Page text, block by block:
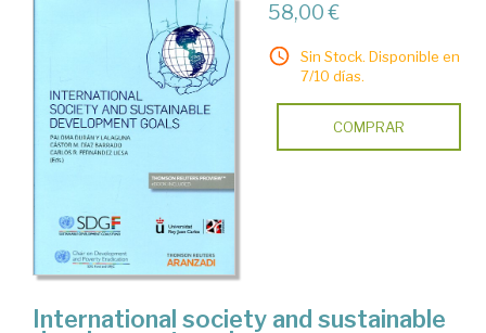
58,00 €
Sin Stock. Disponible en
7/10 días.
COMPRAR
International society and sustainable